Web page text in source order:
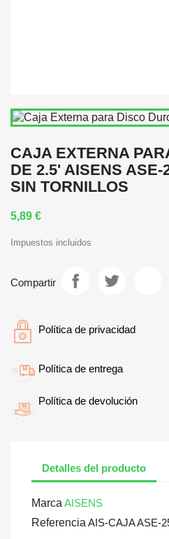
CAJA EXTERNA
DE 2.5' AISENS ASE-
SIN TORNILLOS
5,89 €
Impuestos incluidos
Compartir
Política de privacidad
Política de entrega
Política de devolución
Detalles del producto
Marca AISENS
Referencia AIS-CAJA ASE-